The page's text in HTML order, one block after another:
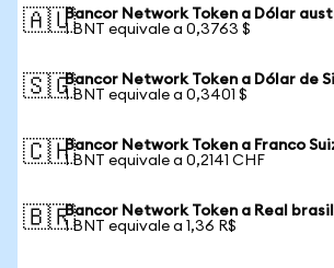
🇦🇺Bancor Network Token a Dólar
1 BNT equivale a 0,3763 $
🇸🇬Bancor Network Token a Dólar de
1 BNT equivale a 0,3401 $
🇨🇭Bancor Network Token a Franco
1 BNT equivale a 0,2141 CHF
🇧🇷Bancor Network Token a Real
1 BNT equivale a 1,36 R$